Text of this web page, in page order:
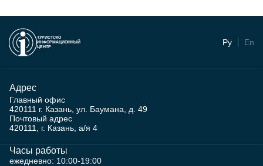
ТУРИСТСКО
ИНФОРМАЦИОННЫЙ
ЦЕНТР
Ру En
Адрес
Главный офис
420111 г. Казань, ул. Баумана, д. 49
Почтовый адрес
420111, г. Казань, а/я 4
Часы работы
ежедневно: 10:00-19:00